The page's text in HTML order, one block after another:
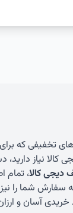
تخفیفی که
کالا نیاز
دیجی کالا، تمام
سفارش شما را
خریدی آسان و